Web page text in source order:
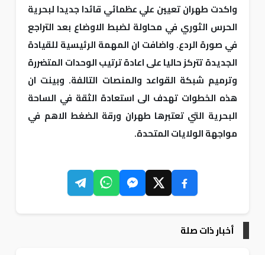
واكدت طهران تعيين علي عظمائي قائدا جديدا لبحرية
الحرس الثوري في محاولة لضبط الاوضاع بعد التراجع
في صورة الردع. واضافت ان المهمة الرئيسية للقيادة
الجديدة تتركز حاليا على اعادة ترتيب الوحدات المتضررة
وترميم شبكة القواعد والمنصات التالفة. وبينت ان
هذه الخطوات تهدف الى استعادة الثقة في الساحة
البحرية التي تعتبرها طهران ورقة الضغط الاهم في
مواجهة الولايات المتحدة.
أخبار ذات صلة